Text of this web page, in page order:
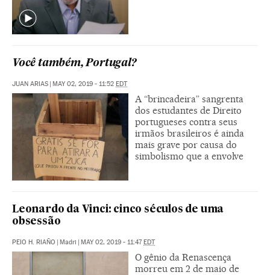
Você também, Portugal?
JUAN ARIAS | MAY 02, 2019 - 11:52 EDT
A “brincadeira” sangrenta
dos estudantes de Direito
portugueses contra seus
irmãos brasileiros é ainda
mais grave por causa do
simbolismo que a envolve
Leonardo da Vinci: cinco séculos de uma
obsessão
PEIO H. RIAÑO | Madri | MAY 02, 2019 - 11:47EDT
O gênio da Renascença
morreu em 2 de maio de